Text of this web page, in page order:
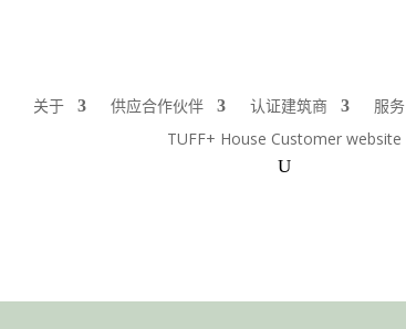
关于 供应合作伙伴 认证建筑商 服务
TUFF+ House Customer website